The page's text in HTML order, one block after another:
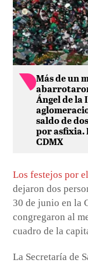
Más de un
Ángel de la
saldo de
por asfixia.
CDMX
Los festejos por
dejaron dos
30 de junio en la
congregaron al
cuadro de la
La Secretaría de